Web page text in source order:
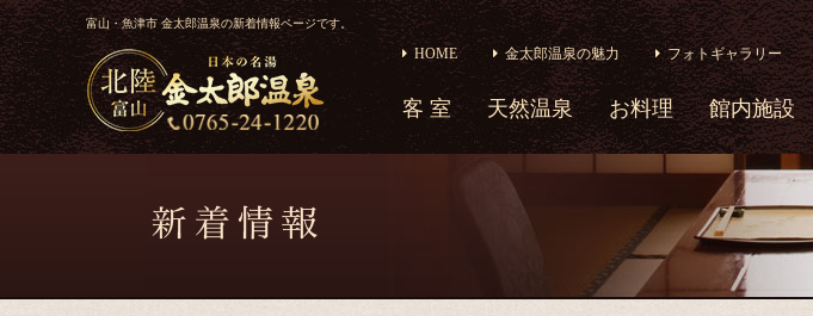
富山・魚津市 金太郎温泉の新着情報ページです。
HOME 金太郎温泉の魅力 フォトギャラリー
客 室 天然温泉 お料理 館内施設